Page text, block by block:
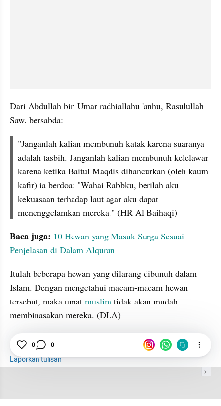
Dari Abdullah bin Umar radhiallahu 'anhu, Rasulullah
Saw. bersabda:
"Janganlah kalian membunuh katak karena suaranya
adalah tasbih. Janganlah kalian membunuh kelelawar
karena ketika Baitul Maqdis dihancurkan (oleh kaum
kafir) ia berdoa: "Wahai Rabbku, berilah aku
kekuasaan terhadap laut agar aku dapat
menenggelamkan mereka." (HR Al Baihaqi)
Baca juga: 10 Hewan yang Masuk Surga Sesuai
Penjelasan di Dalam Alquran
Itulah beberapa hewan yang dilarang dibunuh dalam
Islam. Dengan mengetahui macam-macam hewan
tersebut, maka umat muslim tidak akan mudah
membinasakan mereka. (DLA)
Hewan
Laporkan tulisan
0 0